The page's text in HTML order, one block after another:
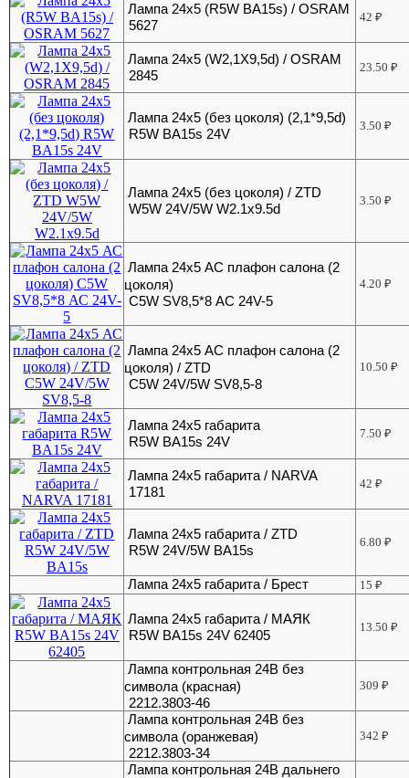
Лампа 24х5 (R5W BA15s) / OSRAM
5627
42₽
Лампа 24х5 (W2,1Х9,5d) / OSRAM
2845
23.50₽
Лампа 24х5 (без цоколя) (2,1*9,5d)
R5W BA15s 24V
3.50₽
Лампа 24х5 (без цоколя) / ZTD
W5W 24V/5W W2.1x9.5d
3.50₽
Лампа 24х5 АС плафон салона (2
цоколя)
C5W SV8,5*8 АС 24V-5
4.20₽
Лампа 24х5 АС плафон салона (2
цоколя) / ZTD
C5W 24V/5W SV8,5-8
10.50₽
Лампа 24х5 габарита
R5W BA15s 24V
7.50₽
Лампа 24х5 габарита / NARVA
17181
42₽
Лампа 24х5 габарита / ZTD
R5W 24V/5W BA15s
6.80₽
Лампа 24х5 габарита / Брест 15₽
Лампа 24х5 габарита / МАЯК
R5W BA15s 24V 62405
13.50₽
Лампа контрольная 24В без
символа (красная)
2212.3803-46
309₽
Лампа контрольная 24В без
символа (оранжевая)
2212.3803-34
342₽
Лампа контрольная 24В дальнего